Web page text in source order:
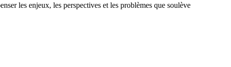
les enjeux, les perspectives et les problèmes que soulève